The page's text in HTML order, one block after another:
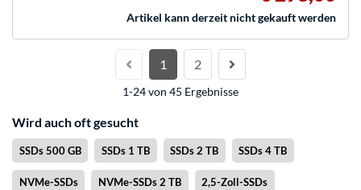
Artikel kann derzeit nicht gekauft werden
1 2
1-24 von 45 Ergebnisse
Wird auch oft gesucht
SSDs 500 GB SSDs 1 TB SSDs 2 TB SSDs 4 TB
NVMe-SSDs NVMe-SSDs 2 TB 2,5-Zoll-SSDs